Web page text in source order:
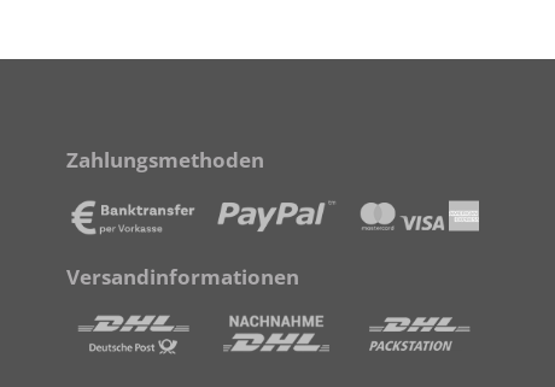
Zahlungsmethoden
Versandinformationen